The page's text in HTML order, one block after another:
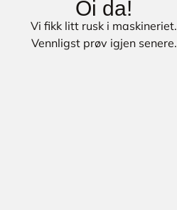
Oi da!
Vi fikk litt rusk i maskineriet.
Vennligst prøv igjen senere.